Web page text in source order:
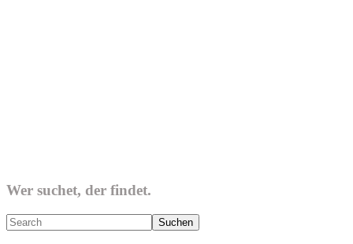
Wer suchet, der findet.
Search